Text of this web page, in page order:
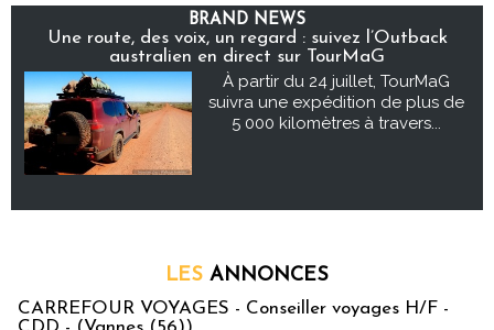
BRAND NEWS
Une route, des voix, un regard : suivez l’Outback
australien en direct sur TourMaG
À partir du 24 juillet, TourMaG
suivra une expédition de plus de
5 000 kilomètres à travers...
LES ANNONCES
CARREFOUR VOYAGES - Conseiller voyages H/F -